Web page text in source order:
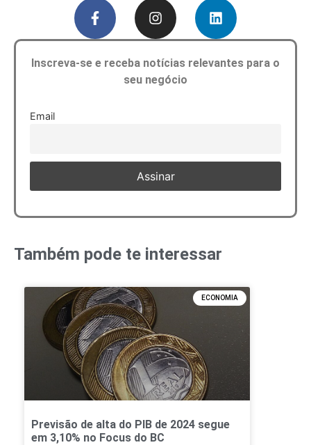
Inscreva-se e receba notícias relevantes para o
seu negócio
Email
Também pode te interessar
ECONOMIA
Previsão de alta do PIB de 2024 segue
em 3,10% no Focus do BC